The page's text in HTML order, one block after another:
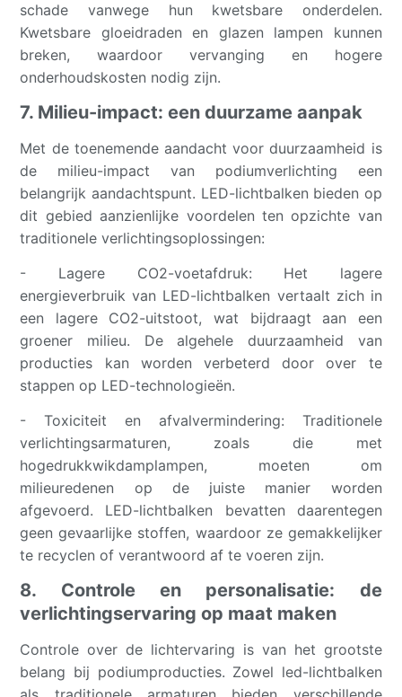
schade vanwege hun kwetsbare onderdelen.
Kwetsbare gloeidraden en glazen lampen kunnen
breken, waardoor vervanging en hogere
onderhoudskosten nodig zijn.
7. Milieu-impact: een duurzame aanpak
Met de toenemende aandacht voor duurzaamheid is
de milieu-impact van podiumverlichting een
belangrijk aandachtspunt. LED-lichtbalken bieden op
dit gebied aanzienlijke voordelen ten opzichte van
traditionele verlichtingsoplossingen:
- Lagere CO2-voetafdruk: Het lagere
energieverbruik van LED-lichtbalken vertaalt zich in
een lagere CO2-uitstoot, wat bijdraagt ​​aan een
groener milieu. De algehele duurzaamheid van
producties kan worden verbeterd door over te
stappen op LED-technologieën.
- Toxiciteit en afvalvermindering: Traditionele
verlichtingsarmaturen, zoals die met
hogedrukkwikdamplampen, moeten om
milieuredenen op de juiste manier worden
afgevoerd. LED-lichtbalken bevatten daarentegen
geen gevaarlijke stoffen, waardoor ze gemakkelijker
te recyclen of verantwoord af te voeren zijn.
8. Controle en personalisatie: de
verlichtingservaring op maat maken
Controle over de lichtervaring is van het grootste
belang bij podiumproducties. Zowel led-lichtbalken